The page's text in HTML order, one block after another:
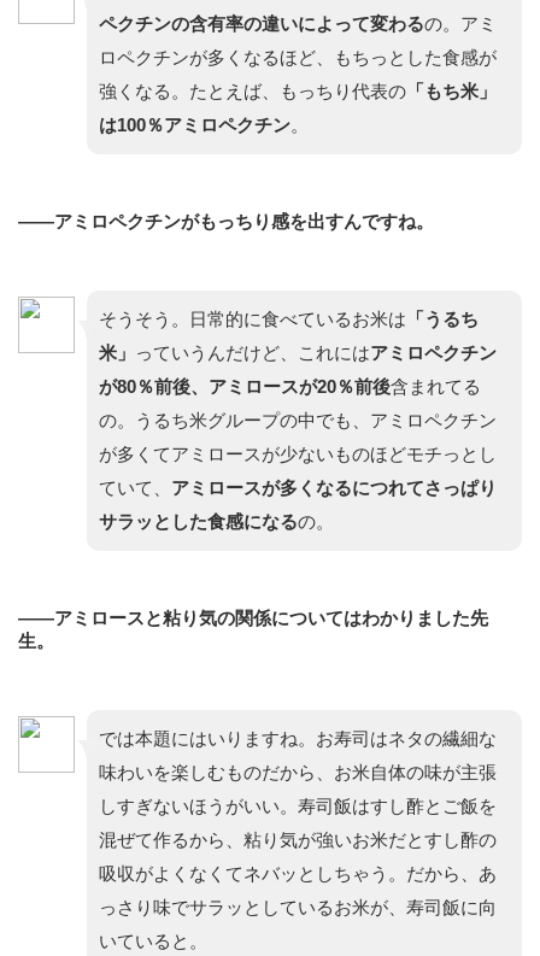
ペクチンの含有率の違いによって変わるの。アミ
ロペクチンが多くなるほど、もちっとした食感が
強くなる。たとえば、もっちり代表の 「もち米」
は100％アミロペクチン。
——アミロペクチンがもっちり感を出すんですね。
そうそう。日常的に食べているお米は 「うるち
米」 っていうんだけど、これにはアミロペクチン
が80％前後、アミロースが20％前後含まれてる
の。うるち米グループの中でも、アミロペクチン
が多くてアミロースが少ないものほどモチっとし
ていて、 アミロースが多くなるにつれてさっぱり
サラッとした食感になるの。
——アミロースと粘り気の関係についてはわかりました先
生。
では本題にはいりますね。お寿司はネタの繊細な
味わいを楽しむものだから、お米自体の味が主張
しすぎないほうがいい。寿司飯はすし酢とご飯を
混ぜて作るから、粘り気が強いお米だとすし酢の
吸収がよくなくてネバッとしちゃう。だから、あ
っさり味でサラッとしているお米が、寿司飯に向
いていると。